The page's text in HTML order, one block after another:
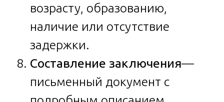
возрасту, образованию,
наличие или отсутствие
задержки.
Составление заключения—
письменный документ с